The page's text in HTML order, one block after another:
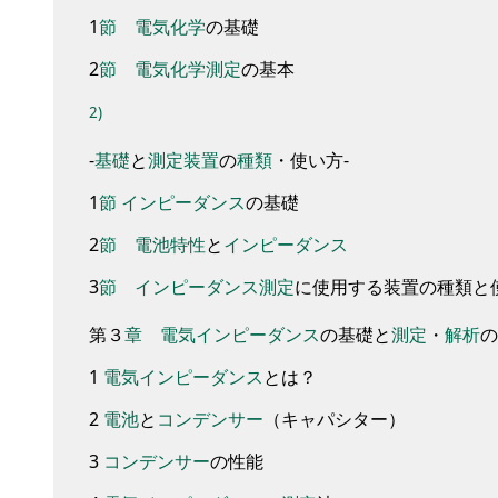
1節 電気化学の基礎
2節 電気化学測定の基本
2)
-基礎と測定装置の種類 ・ 使い方-
1節 インピーダンスの基礎
2節 電池特性とインピーダンス
3節 インピーダンス測定に使用する装置の種類と
第３章 電気インピーダンスの基礎と測定 ・ 解析
1 電気インピーダンスとは？
2 電池と コンデンサー （キャパシター）
3 コンデンサーの性能